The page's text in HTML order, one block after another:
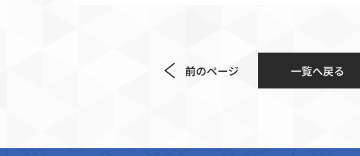
前のページ 一覧へ戻る